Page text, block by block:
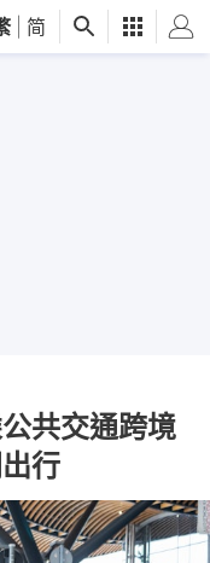
简
共交通跨境
行